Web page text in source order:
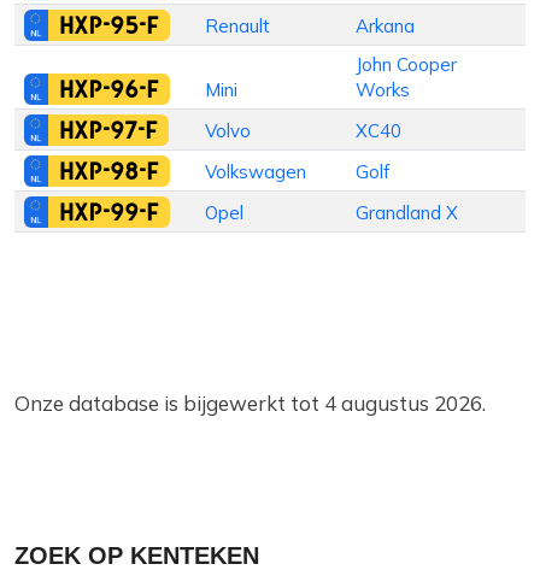
HXP-95-F Renault Arkana
HXP-96-F Mini
John Cooper
Works
HXP-97-F Volvo XC40
HXP-98-F Volkswagen Golf
HXP-99-F Opel Grandland X
Onze database is bijgewerkt tot 4 augustus 2026.
ZOEK OP KENTEKEN